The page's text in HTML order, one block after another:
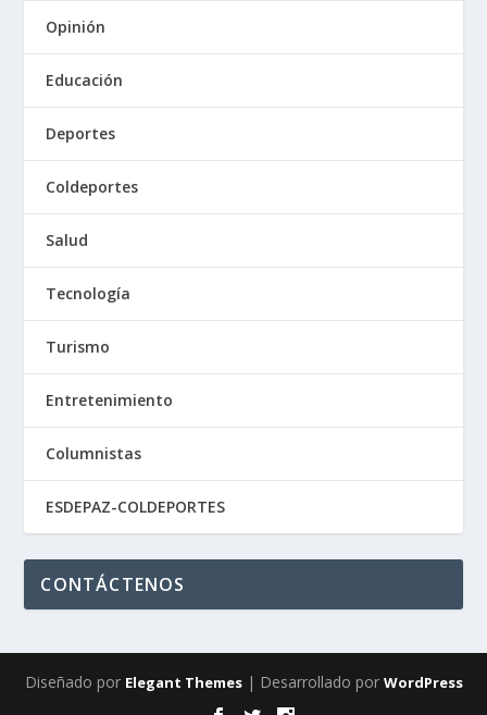
Opinión
Educación
Deportes
Coldeportes
Salud
Tecnología
Turismo
Entretenimiento
Columnistas
ESDEPAZ-COLDEPORTES
CONTÁCTENOS
Diseñado por Elegant Themes| Desarrollado por WordPress